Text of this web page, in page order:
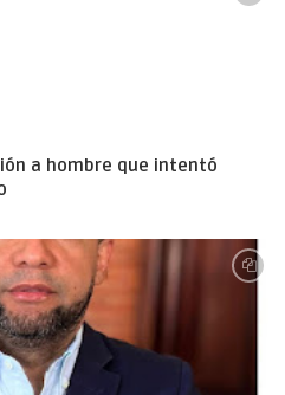
a hombre que intentó